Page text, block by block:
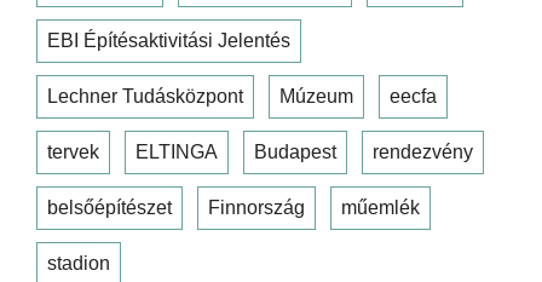
EBI Építésaktivitási Jelentés
Lechner Tudásközpont Múzeum eecfa
tervek ELTINGA Budapest rendezvény
belsőépítészet Finnország műemlék
stadion